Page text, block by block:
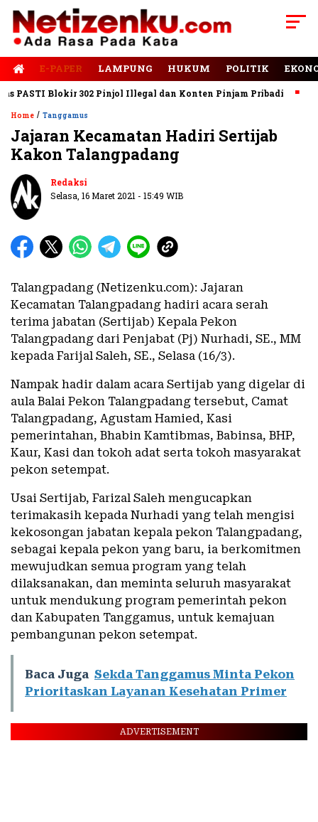
E-PAPER LAMPUNG HUKUM POLITIK
Blokir 302 Pinjol Illegal dan Konten Pinjam Pribadi
Home / Tanggamus
Jajaran Kecamatan Hadiri Sertijab
Kakon Talangpadang
Redaksi
Selasa, 16 Maret 2021 - 15:49 WIB
Talangpadang (Netizenku.com): Jajaran
Kecamatan Talangpadang hadiri acara serah
terima jabatan (Sertijab) Kepala Pekon
Talangpadang dari Penjabat (Pj) Nurhadi, SE., MM
kepada Farijal Saleh, SE., Selasa (16/3).
Nampak hadir dalam acara Sertijab yang digelar di
aula Balai Pekon Talangpadang tersebut, Camat
Talangpadang, Agustam Hamied, Kasi
pemerintahan, Bhabin Kamtibmas, Babinsa, BHP,
Kaur, Kasi dan tokoh adat serta tokoh masyarakat
pekon setempat.
Usai Sertijab, Farizal Saleh mengucapkan
terimakasih kepada Nurhadi yang telah mengisi
kekosongan jabatan kepala pekon Talangpadang,
sebagai kepala pekon yang baru, ia berkomitmen
mewujudkan semua program yang telah
dilaksanakan, dan meminta seluruh masyarakat
untuk mendukung program pemerintah pekon
dan Kabupaten Tanggamus, untuk kemajuan
pembangunan pekon setempat.
Baca Juga Sekda Tanggamus Minta Pekon
Prioritaskan Layanan Kesehatan Primer
ADVERTISEMENT